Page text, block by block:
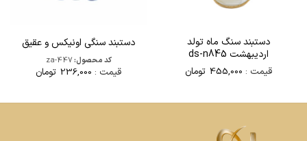
دستبند سنگ ماه تولد
اردیبهشت ds-n845
قیمت : 455,000 تومان
دستبند سنگی اونیکس و عقیق
کد محصول:za-447
قیمت : 236,000 تومان